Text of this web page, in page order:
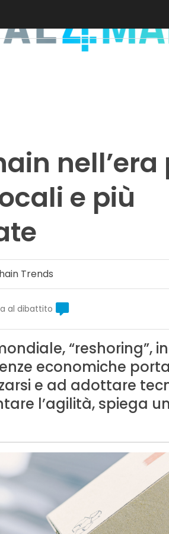
e più
Trends
al dibattito
“reshoring”,
economiche
e ad adottare
l’agilità, spiega